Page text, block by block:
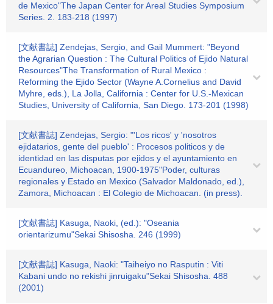
de Mexico"The Japan Center for Areal Studies Symposium
Series. 2. 183-218 (1997)
[文献書誌] Zendejas, Sergio, and Gail Mummert: "Beyond
the Agrarian Question : The Cultural Politics of Ejido Natural
Resources"The Transformation of Rural Mexico :
Reforming the Ejido Sector (Wayne A.Cornelius and David
Myhre, eds.), La Jolla, California : Center for U.S.-Mexican
Studies, University of California, San Diego. 173-201 (1998)
[文献書誌] Zendejas, Sergio: "'Los ricos' y 'nosotros
ejidatarios, gente del pueblo' : Procesos politicos y de
identidad en las disputas por ejidos y el ayuntamiento en
Ecuandureo, Michoacan, 1900-1975"Poder, culturas
regionales y Estado en Mexico (Salvador Maldonado, ed.),
Zamora, Michoacan : El Colegio de Michoacan. (in press).
[文献書誌] Kasuga, Naoki, (ed.): "Oseania
orientarizumu"Sekai Shisosha. 246 (1999)
[文献書誌] Kasuga, Naoki: "Taiheiyo no Rasputin : Viti
Kabani undo no rekishi jinruigaku"Sekai Shisosha. 488
(2001)